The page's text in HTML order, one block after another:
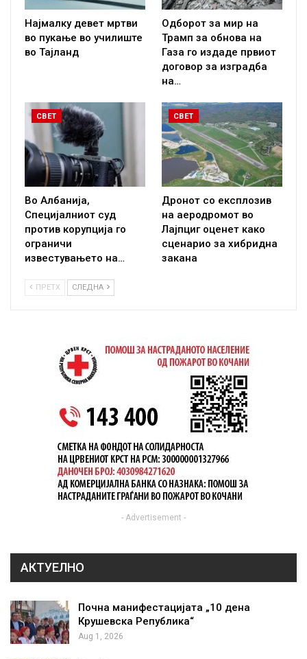
Најмалку девет мртви
во пукање во училиште
во Тајланд
Одборот за мир на
Трамп за обнова на
Газа го издаде првиот
договор за изградба
на…
СВЕТ
Во Албанија,
Специјалниот суд
против корупција го
ограничи
известувањето на…
СВЕТ
Дронот со експлозив
на аеродромот во
Лајпциг оценет како
сценарио за хибридна
закана
ПРЕТХ СЛЕДНА
- Advertisement -
АКТУЕЛНО
Почна манифестацијата „10 дена
Крушевска Република“
Aug 1, 2026